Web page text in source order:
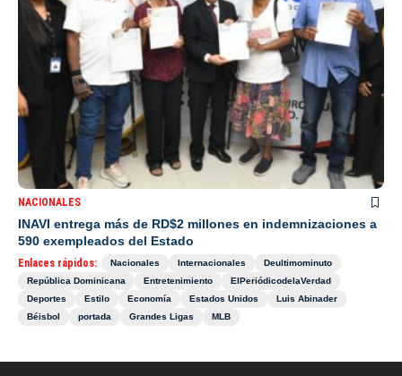
NACIONALES
INAVI entrega más de RD$2 millones en indemnizaciones a
590 exempleados del Estado
Enlaces rápidos: Nacionales Internacionales
Deultimominuto
República Dominicana
Entretenimiento
ElPeriódicodelaVerdad
Deportes
Estilo Economía Estados Unidos
Luis Abinader
Béisbol
portada Grandes Ligas MLB